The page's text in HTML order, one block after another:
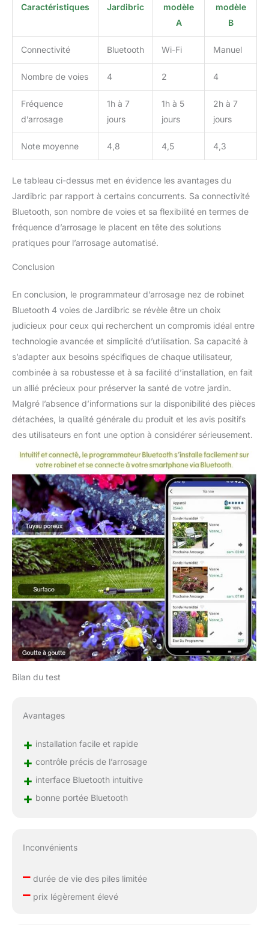
Caractéristiques Jardibric
modèle
A
modèle
B
Connectivité Bluetooth Wi-Fi Manuel
Nombre de voies 4 2 4
Fréquence
d’arrosage
1h à 7
jours
1h à 5
jours
2h à 7
jours
Note moyenne 4,8 4,5 4,3
Le tableau ci-dessus met en évidence les avantages du
Jardibric par rapport à certains concurrents. Sa connectivité
Bluetooth, son nombre de voies et sa flexibilité en termes de
fréquence d’arrosage le placent en tête des solutions
pratiques pour l’arrosage automatisé.
Conclusion
En conclusion, le programmateur d’arrosage nez de robinet
Bluetooth 4 voies de Jardibric se révèle être un choix
judicieux pour ceux qui recherchent un compromis idéal entre
technologie avancée et simplicité d’utilisation. Sa capacité à
s’adapter aux besoins spécifiques de chaque utilisateur,
combinée à sa robustesse et à sa facilité d’installation, en fait
un allié précieux pour préserver la santé de votre jardin.
Malgré l’absence d’informations sur la disponibilité des pièces
détachées, la qualité générale du produit et les avis positifs
des utilisateurs en font une option à considérer sérieusement.
Bilan du test
Avantages
+ installation facile et rapide
+ contrôle précis de l’arrosage
+ interface Bluetooth intuitive
+ bonne portée Bluetooth
Inconvénients
–durée de vie des piles limitée
–prix légèrement élevé